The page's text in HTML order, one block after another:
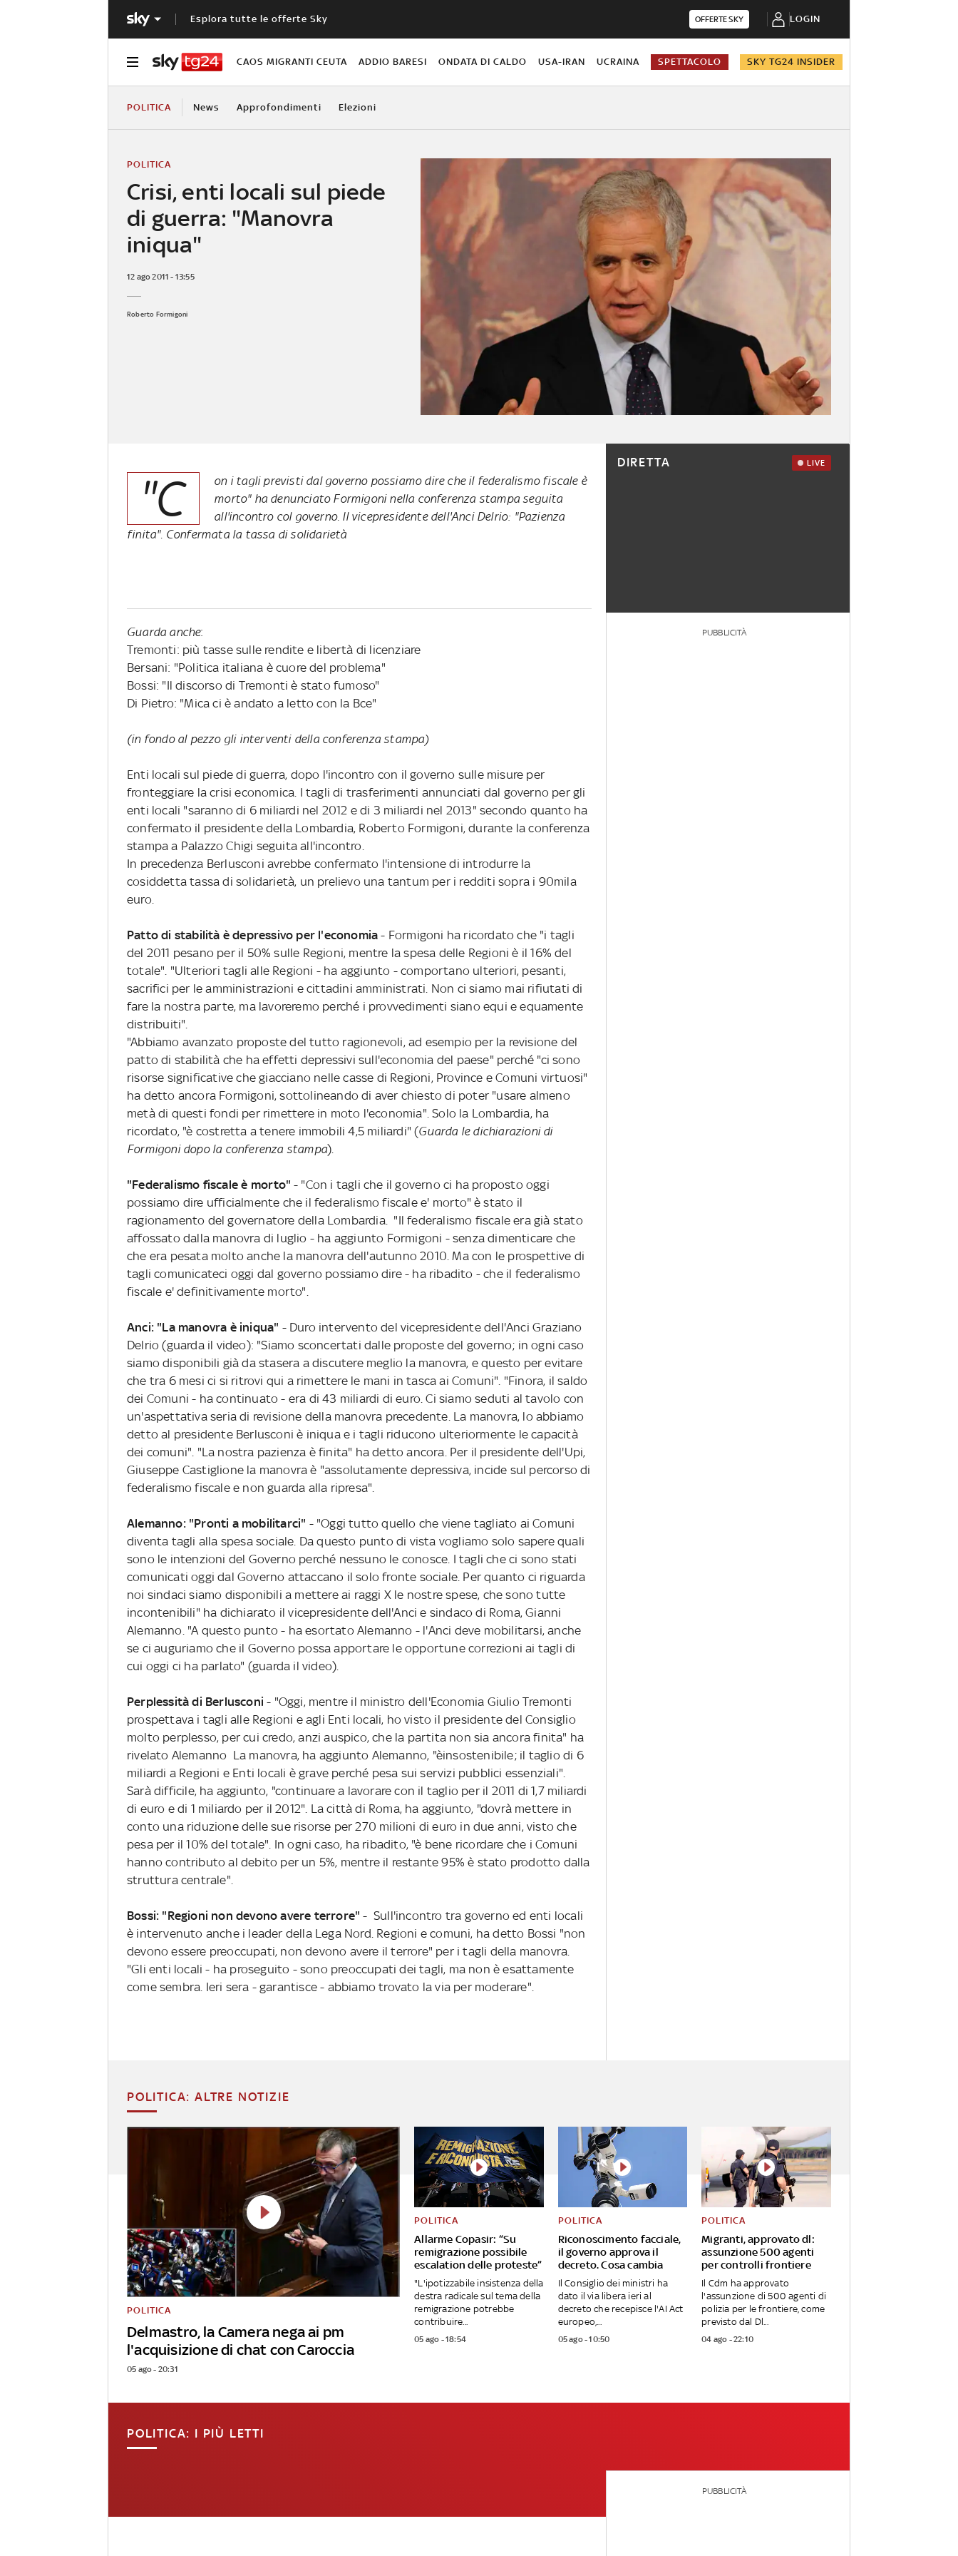
Esplora tutte le offerte Sky OFFERTE SKY LOGIN
CAOS MIGRANTI CEUTA ADDIO BARESI ONDATA DI CALDO USA-IRAN UCRAINA SPETTACOLO SKY TG24 INSIDER
POLITICA News Approfondimenti Elezioni
Crisi, enti locali sul piede
di guerra: "Manovra
iniqua"
POLITICA
12 ago 2011 - 13:55
Roberto Formigoni
"C
on i tagli previsti dal governo possiamo dire che il federalismo fiscale è
morto" ha denunciato Formigoni nella conferenza stampa seguita
all'incontro col governo. Il vicepresidente dell'Anci Delrio: "Pazienza
finita". Confermata la tassa di solidarietà
Guarda anche:
Tremonti: più tasse sulle rendite e libertà di licenziare
Bersani: "Politica italiana è cuore del problema"
Bossi: "Il discorso di Tremonti è stato fumoso"
Di Pietro: "Mica ci è andato a letto con la Bce"
(in fondo al pezzo gli interventi della conferenza stampa)
Enti locali sul piede di guerra, dopo l'incontro con il governo sulle misure per
fronteggiare la crisi economica. I tagli di trasferimenti annunciati dal governo per gli
enti locali "saranno di 6 miliardi nel 2012 e di 3 miliardi nel 2013" secondo quanto ha
confermato il presidente della Lombardia, Roberto Formigoni, durante la conferenza
stampa a Palazzo Chigi seguita all'incontro.
In precedenza Berlusconi avrebbe confermato l'intensione di introdurre la
cosiddetta tassa di solidarietà, un prelievo una tantum per i redditi sopra i 90mila
euro.
Patto di stabilità è depressivo per l'economia- Formigoni ha ricordato che "i tagli
del 2011 pesano per il 50% sulle Regioni, mentre la spesa delle Regioni è il 16% del
totale". "Ulteriori tagli alle Regioni - ha aggiunto - comportano ulteriori, pesanti,
sacrifici per le amministrazioni e cittadini amministrati. Non ci siamo mai rifiutati di
fare la nostra parte, ma lavoreremo perché i provvedimenti siano equi e equamente
distribuiti".
"Abbiamo avanzato proposte del tutto ragionevoli, ad esempio per la revisione del
patto di stabilità che ha effetti depressivi sull'economia del paese" perché "ci sono
risorse significative che giacciano nelle casse di Regioni, Province e Comuni virtuosi"
ha detto ancora Formigoni, sottolineando di aver chiesto di poter "usare almeno
metà di questi fondi per rimettere in moto l'economia". Solo la Lombardia, ha
ricordato, "è costretta a tenere immobili 4,5 miliardi" (Guarda le dichiarazioni di
Formigoni dopo la conferenza stampa).
"Federalismo fiscale è morto" - "Con i tagli che il governo ci ha proposto oggi
possiamo dire ufficialmente che il federalismo fiscale e' morto" è stato il
ragionamento del governatore della Lombardia. "Il federalismo fiscale era già stato
affossato dalla manovra di luglio - ha aggiunto Formigoni - senza dimenticare che
che era pesata molto anche la manovra dell'autunno 2010. Ma con le prospettive di
tagli comunicateci oggi dal governo possiamo dire - ha ribadito - che il federalismo
fiscale e' definitivamente morto".
Anci: "La manovra è iniqua" - Duro intervento del vicepresidente dell'Anci Graziano
Delrio (guarda il video): "Siamo sconcertati dalle proposte del governo; in ogni caso
siamo disponibili già da stasera a discutere meglio la manovra, e questo per evitare
che tra 6 mesi ci si ritrovi qui a rimettere le mani in tasca ai Comuni". "Finora, il saldo
dei Comuni - ha continuato - era di 43 miliardi di euro. Ci siamo seduti al tavolo con
un'aspettativa seria di revisione della manovra precedente. La manovra, lo abbiamo
detto al presidente Berlusconi è iniqua e i tagli riducono ulteriormente le capacità
dei comuni". "La nostra pazienza è finita" ha detto ancora. Per il presidente dell'Upi,
Giuseppe Castiglione la manovra è "assolutamente depressiva, incide sul percorso di
federalismo fiscale e non guarda alla ripresa".
Alemanno: "Pronti a mobilitarci" - "Oggi tutto quello che viene tagliato ai Comuni
diventa tagli alla spesa sociale. Da questo punto di vista vogliamo solo sapere quali
sono le intenzioni del Governo perché nessuno le conosce. I tagli che ci sono stati
comunicati oggi dal Governo attaccano il solo fronte sociale. Per quanto ci riguarda
noi sindaci siamo disponibili a mettere ai raggi X le nostre spese, che sono tutte
incontenibili" ha dichiarato il vicepresidente dell'Anci e sindaco di Roma, Gianni
Alemanno. "A questo punto - ha esortato Alemanno - l'Anci deve mobilitarsi, anche
se ci auguriamo che il Governo possa apportare le opportune correzioni ai tagli di
cui oggi ci ha parlato" (guarda il video).
Perplessità di Berlusconi- "Oggi, mentre il ministro dell'Economia Giulio Tremonti
prospettava i tagli alle Regioni e agli Enti locali, ho visto il presidente del Consiglio
molto perplesso, per cui credo, anzi auspico, che la partita non sia ancora finita" ha
rivelato Alemanno La manovra, ha aggiunto Alemanno, "èinsostenibile; il taglio di 6
miliardi a Regioni e Enti locali è grave perché pesa sui servizi pubblici essenziali".
Sarà difficile, ha aggiunto, "continuare a lavorare con il taglio per il 2011 di 1,7 miliardi
di euro e di 1 miliardo per il 2012". La città di Roma, ha aggiunto, "dovrà mettere in
conto una riduzione delle sue risorse per 270 milioni di euro in due anni, visto che
pesa per il 10% del totale". In ogni caso, ha ribadito, "è bene ricordare che i Comuni
hanno contributo al debito per un 5%, mentre il restante 95% è stato prodotto dalla
struttura centrale".
Bossi: "Regioni non devono avere terrore"- Sull'incontro tra governo ed enti locali
è intervenuto anche i leader della Lega Nord. Regioni e comuni, ha detto Bossi "non
devono essere preoccupati, non devono avere il terrore" per i tagli della manovra.
"Gli enti locali - ha proseguito - sono preoccupati dei tagli, ma non è esattamente
come sembra. Ieri sera - garantisce - abbiamo trovato la via per moderare".
DIRETTA LIVE
PUBBLICITÀ
POLITICA: ALTRE NOTIZIE
Delmastro, la Camera nega ai pm
l'acquisizione di chat con Caroccia
POLITICA
05 ago - 20:31
Allarme Copasir: “Su
remigrazione possibile
escalation delle proteste”
POLITICA
"L'ipotizzabile insistenza della
destra radicale sul tema della
remigrazione potrebbe
contribuire...
05 ago - 18:54
Riconoscimento facciale,
il governo approva il
decreto. Cosa cambia
POLITICA
Il Consiglio dei ministri ha
dato il via libera ieri al
decreto che recepisce l'AI Act
europeo,...
05 ago - 10:50
Migranti, approvato dl:
assunzione 500 agenti
per controlli frontiere
POLITICA
Il Cdm ha approvato
l'assunzione di 500 agenti di
polizia per le frontiere, come
previsto dal Dl...
04 ago - 22:10
POLITICA: I PIÙ LETTI
PUBBLICITÀ